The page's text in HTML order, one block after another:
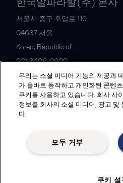
서울시 중구 후암로 110
04637 서울
Korea, Republic of
02) 3406-0600
All offices and partners
Follow us
Legal terms and
우리는 소셜 미디어 기능의 제공과
가 올바로 동작하고 개인화된 콘텐
쿠키를 사용하고 있습니다. 회사 사
정보를 회사의 소셜 미디어, 광고 및
다.
모두 거부
쿠키 설